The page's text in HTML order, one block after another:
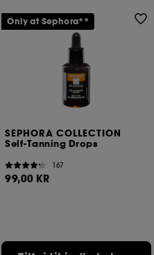
SEPHORA COLLECTION
Self-Tanning Drops
167
99,00 KR
Only at Sephora**